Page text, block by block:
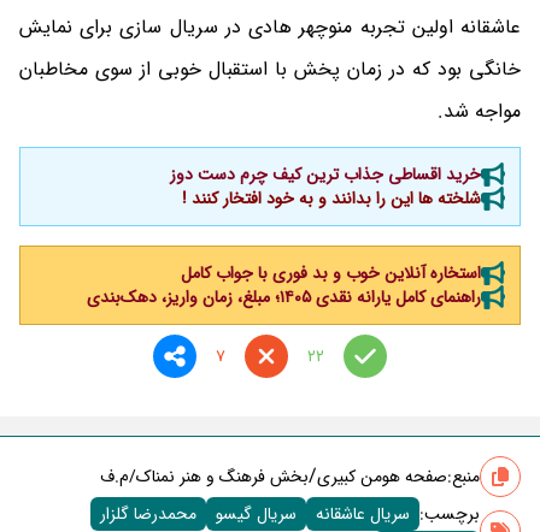
عاشقانه اولین تجربه منوچهر هادی در سریال سازی برای نمایش
خانگی بود که در زمان پخش با استقبال خوبی از سوی مخاطبان
مواجه شد.
خرید اقساطی جذاب ترین کیف چرم دست دوز
شلخته ها این را بدانند و به خود افتخار کنند !
استخاره آنلاین خوب و بد فوری با جواب کامل
راهنمای کامل یارانه نقدی ۱۴۰۵؛ مبلغ، زمان واریز، دهک‌بندی
22
7
منبع:صفحه هومن کبیری/بخش فرهنگ و هنر نمناک/م.ف
برچسب‌: سریال عاشقانه سریال گیسو
محمدرضا گلزار